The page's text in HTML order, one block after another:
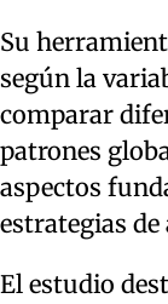
Su
según la
comparar
patrones
aspectos
estrategias
El estudio